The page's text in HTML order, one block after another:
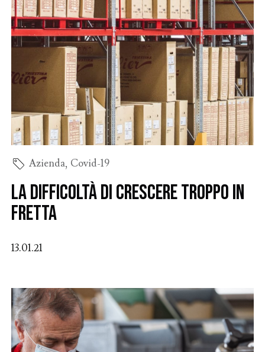
Azienda, Covid-19
La difficoltà di crescere troppo in
fretta
13.01.21